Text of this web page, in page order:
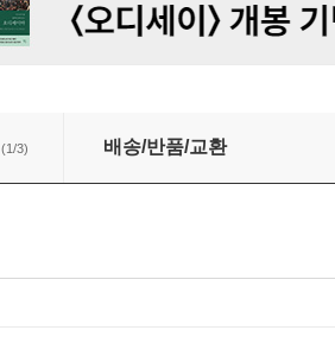
(1/3) 배송/반품/교환